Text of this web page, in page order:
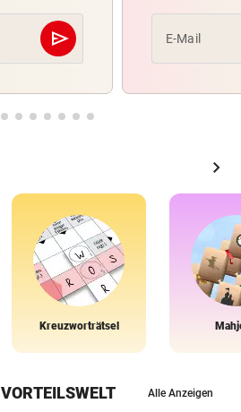
send
Abschicken E-Mail
chevron_right
Kreuzworträtsel
VORTEILSWELT Alle Anzeigen